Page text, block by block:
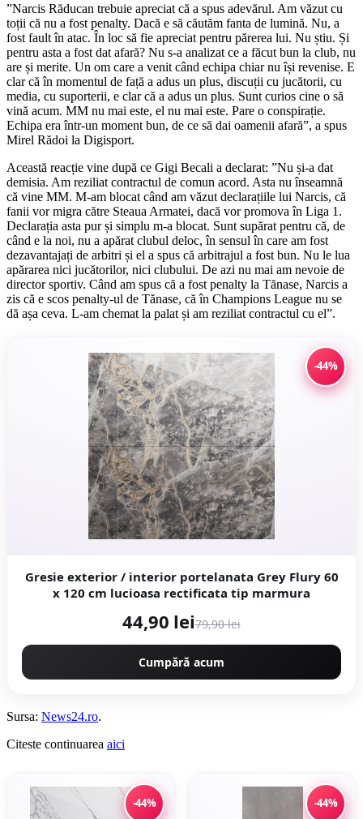
”Narcis Răducan trebuie apreciat că a spus adevărul. Am văzut cu
toții că nu a fost penalty. Dacă e să căutăm fanta de lumină. Nu, a
fost fault în atac. În loc să fie apreciat pentru părerea lui. Nu știu. Și
pentru asta a fost dat afară? Nu s-a analizat ce a făcut bun la club, nu
are și merite. Un om care a venit când echipa chiar nu își revenise. E
clar că în momentul de față a adus un plus, discuții cu jucătorii, cu
media, cu suporterii, e clar că a adus un plus. Sunt curios cine o să
vină acum. MM nu mai este, el nu mai este. Pare o conspirație.
Echipa era într-un moment bun, de ce să dai oamenii afară”, a spus
Mirel Rădoi la Digisport.
Această reacție vine după ce Gigi Becali a declarat: ”Nu și-a dat
demisia. Am reziliat contractul de comun acord. Asta nu înseamnă
că vine MM. M-am blocat când am văzut declarațiile lui Narcis, că
fanii vor migra către Steaua Armatei, dacă vor promova în Liga 1.
Declarația asta pur și simplu m-a blocat. Sunt supărat pentru că, de
când e la noi, nu a apărat clubul deloc, în sensul în care am fost
dezavantajați de arbitri și el a spus că arbitrajul a fost bun. Nu le lua
apărarea nici jucătorilor, nici clubului. De azi nu mai am nevoie de
director sportiv. Când am spus că a fost penalty la Tănase, Narcis a
zis că e scos penalty-ul de Tănase, că în Champions League nu se
dă așa ceva. L-am chemat la palat și am reziliat contractul cu el”.
-44%
Gresie exterior / interior portelanata Grey Flury 60
x 120 cm lucioasa rectificata tip marmura
44,90 lei79,90 lei
Cumpără acum
Sursa: News24.ro.
Citeste continuarea aici
-44% -44%